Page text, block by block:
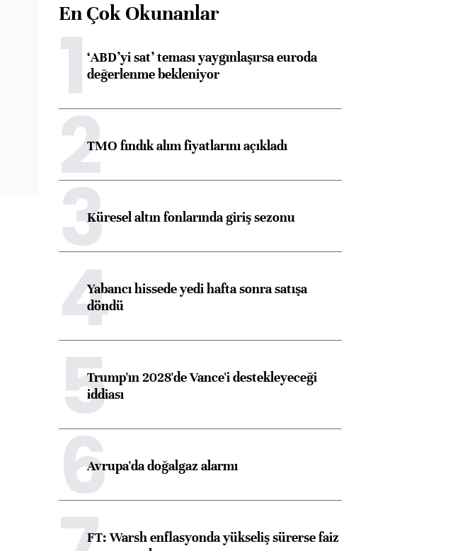
En Çok Okunanlar
1‘ABD’yi sat’ teması yaygınlaşırsa euroda
değerlenme bekleniyor
2TMO fındık alım fiyatlarını açıkladı
3Küresel altın fonlarında giriş sezonu
4Yabancı hissede yedi hafta sonra satışa
döndü
5Trump'ın 2028'de Vance'i destekleyeceği
iddiası
6Avrupa'da doğalgaz alarmı
FT: Warsh enflasyonda yükseliş sürerse faiz